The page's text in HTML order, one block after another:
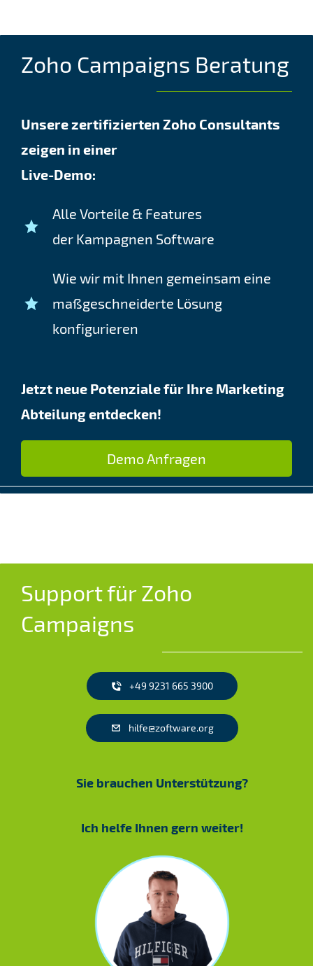
Zoho Campaigns Beratung
Unsere zertifizierten Zoho Consultants
zeigen in einer
Live-Demo:
Alle Vorteile & Features
der Kampagnen Software
Wie wir mit Ihnen gemeinsam eine
maßgeschneiderte Lösung
konfigurieren
Jetzt neue Potenziale für Ihre Marketing
Abteilung entdecken!
Demo Anfragen
Support für Zoho
Campaigns
+49 9231 665 3900
hilfe@zoftware.org
Sie brauchen Unterstützung?
Ich helfe Ihnen gern weiter!